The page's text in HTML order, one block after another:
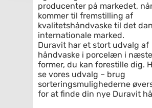
producenter på markedet,
kommer til fremstilling af
kvalitetshåndvaske til det
internationale marked.
Duravit har et stort udvalg af
håndvaske i porcelæn i
former, du kan forestille dig.
se vores udvalg – brug
sorteringsmulighederne
for at finde din nye Duravit